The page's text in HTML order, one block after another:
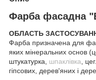
Фарба фасадна
ОБЛАСТЬ
Фарба призначена для
яких мінеральних основ
штукатурка, шпаклівка,
гіпсових, дерев'яних і